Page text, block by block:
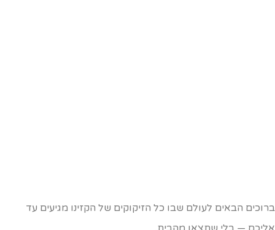
הבאים לעולם שבו כל הזיקוקים של הקזינו מגיעים עד